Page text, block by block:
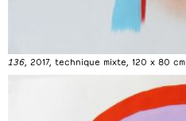
136 , 2017, technique mixte, 120 x 80 cm